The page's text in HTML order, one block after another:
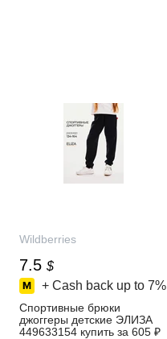
Wildberries
7.5 $
+ Cash back up to 7%
Спортивные брюки
джоггеры детские ЭЛИЗА
449633154 купить за 605 ₽